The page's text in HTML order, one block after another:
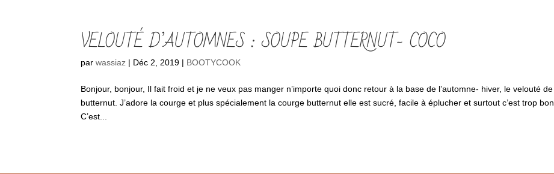
VELOUTÉ D’AUTOMNES : SOUPE BUTTERNUT- COCO
parwassiaz | Déc 2, 2019 | BOOTYCOOK
Bonjour, bonjour, Il fait froid et je ne veux pas manger n’importe quoi donc retour à la base de l’automne- hiver, le velouté de
butternut. J’adore la courge et plus spécialement la courge butternut elle est sucré, facile à éplucher et surtout c’est trop bon.
C’est...